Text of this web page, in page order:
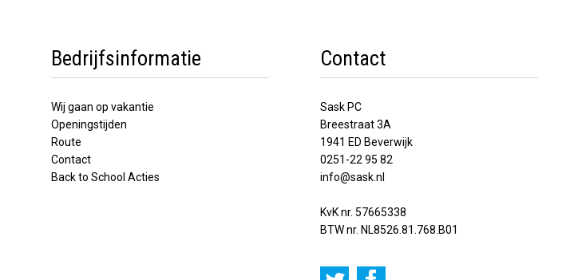
Bedrijfsinformatie
Wij gaan op vakantie
Openingstijden
Route
Contact
Back to School Acties
Contact
Sask PC
Breestraat 3A
1941 ED Beverwijk
0251-22 95 82
info@sask.nl
KvK nr. 57665338
BTW nr. NL8526.81.768.B01